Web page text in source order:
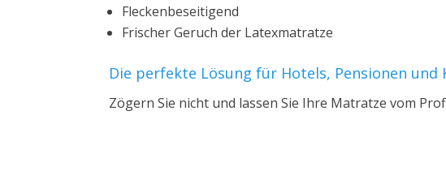
Fleckenbeseitigend
Frischer Geruch der Latexmatratze
Die perfekte Lösung für Hotels, Pensionen und
Zögern Sie nicht und lassen Sie Ihre Matratze vom